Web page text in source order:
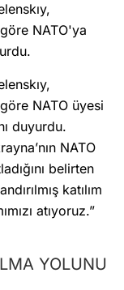
göre NATO'ya
NATO üyesi
duyurdu.
NATO
belirten
katılım
atıyoruz.”
YOLUNU